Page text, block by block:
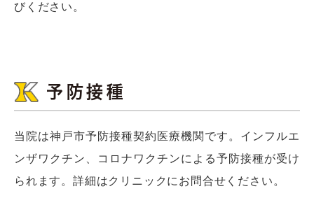
びください。
予防接種
当院は神戸市予防接種契約医療機関です。インフルエ
ンザワクチン、コロナワクチンによる予防接種が受け
られます。詳細はクリニックにお問合せください。